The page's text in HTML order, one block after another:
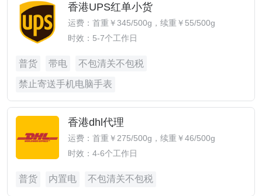
香港UPS红单小货
运费：首重￥345/500g，续重￥55/500g
时效：5-7个工作日
普货 带电 不包清关不包税
禁止寄送手机电脑手表
香港dhl代理
运费：首重￥275/500g，续重￥46/500g
时效：4-6个工作日
普货 内置电 不包清关不包税